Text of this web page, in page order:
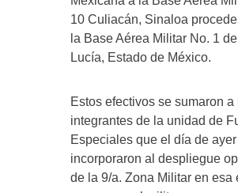
10 Culiacán, Sinaloa
la Base Aérea Militar No. 1
Lucía, Estado de México.
Estos efectivos se sumaron a
integrantes de la unidad de
Especiales que el día de
incorporaron al despliegue
de la 9/a. Zona Militar en esa